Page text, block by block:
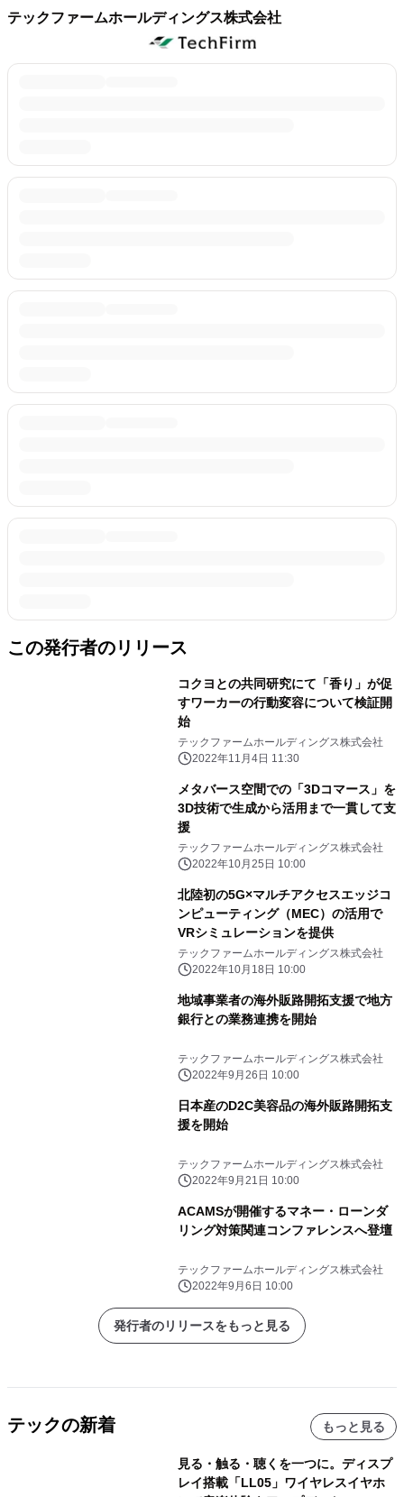
テックファームホールディングス株式会社
この発行者のリリース
コクヨとの共同研究にて「香り」が促
すワーカーの行動変容について検証開
始
テックファームホールディングス株式会社
2022年11月4日 11:30
メタバース空間での「3Dコマース」を
3D技術で生成から活用まで一貫して支
援
テックファームホールディングス株式会社
2022年10月25日 10:00
北陸初の5G×マルチアクセスエッジコ
ンピューティング（MEC）の活用で
VRシミュレーションを提供
テックファームホールディングス株式会社
2022年10月18日 10:00
地域事業者の海外販路開拓支援で地方
銀行との業務連携を開始
テックファームホールディングス株式会社
2022年9月26日 10:00
日本産のD2C美容品の海外販路開拓支
援を開始
テックファームホールディングス株式会社
2022年9月21日 10:00
ACAMSが開催するマネー・ローンダ
リング対策関連コンファレンスへ登壇
テックファームホールディングス株式会社
2022年9月6日 10:00
発行者のリリースをもっと見る
テックの新着 もっと見る
見る・触る・聴くを一つに。ディスプ
レイ搭載「LL05」ワイヤレスイヤホ